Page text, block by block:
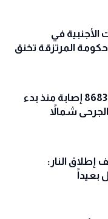
في
المرتزقة تخنق
"الصحة" الإسرائيلية: 8683 إصابة منذ بدء
شمالاً
النار:
بعيداً